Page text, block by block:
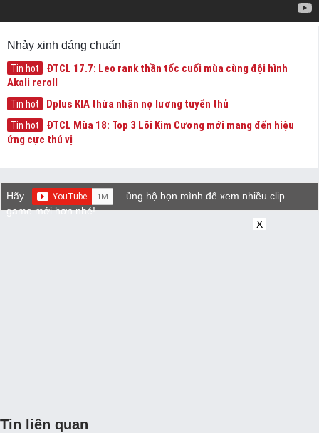
Nhảy xinh dáng chuẩn
Tin hot
ĐTCL 17.7: Leo rank thần tốc cuối mùa cùng đội hình
Akali reroll
Tin hot Dplus KIA thừa nhận nợ lương tuyển thủ
Tin hot
ĐTCL Mùa 18: Top 3 Lõi Kim Cương mới mang đến hiệu
ứng cực thú vị
Hãy
ủng hộ bọn mình để xem nhiều clip
game mới hơn nhé!
X
Tin liên quan